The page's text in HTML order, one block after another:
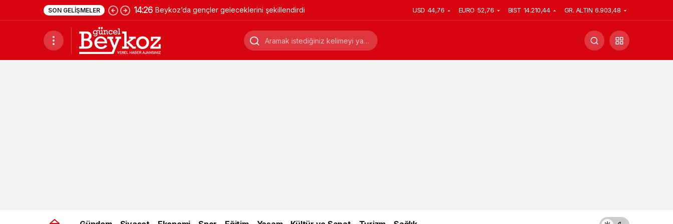
SON GELIŞMELER 14:26 Beykoz’da gençler geleceklerini şekillendirdi USD 44,76 EURO 52,76 BIST 14.210,44 GR. ALTIN 6.903,48